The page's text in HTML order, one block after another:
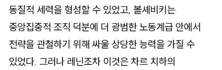
동질적 세력을 형성할 수 있었고, 볼셰비키는
중앙집중적 조직 덕분에 더 광범한 노동계급 안에서
전략을 관철하기 위해 싸울 상당한 능력을 가질 수
있었다. 그러나 레닌조차 이것은 차르 치하의